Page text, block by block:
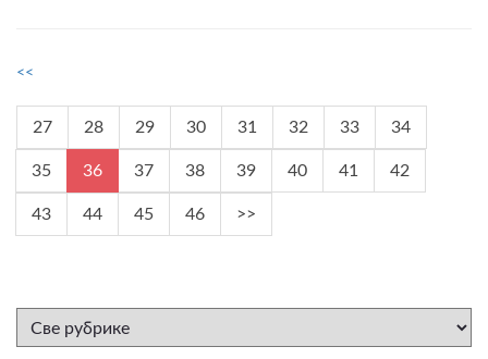
<<
27 28 29 30 31 32 33 34
35 36 37 38 39 40 41 42
43 44 45 46 >>